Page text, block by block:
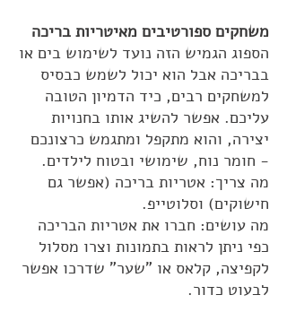
משחקים ספורטיבים מאיטריות בריכה
הספוג הגמיש הזה נועד לשימוש בים או
בבריכה אבל הוא יכול לשמש כבסיס
למשחקים רבים, כיד הדמיון הטובה
עליכם. אפשר להשיג אותו בחנויות
יצירה, והוא מתקפל ומתגמש כרצונכם
- חומר נוח, שימושי ובטוח לילדים.
מה צריך: אטריות בריכה (אפשר גם
חישוקים) וסלוטייפ.
מה עושים: חברו את אטריות הבריכה
כפי ניתן לראות בתמונות וצרו מסלול
לקפיצה, קלאס או "שער" שדרכו אפשר
לבעוט כדור.